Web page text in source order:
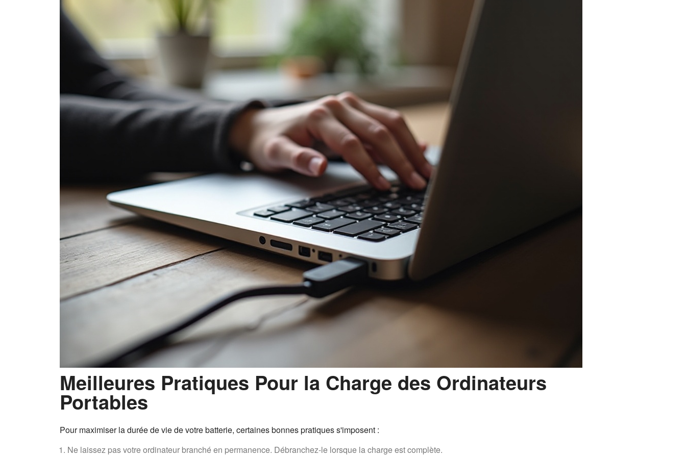
Meilleures Pratiques Pour la Charge des Ordinateurs
Portables
Pour maximiser la durée de vie de votre batterie, certaines bonnes pratiques s'imposent :
Ne laissez pas votre ordinateur branché en permanence. Débranchez-le lorsque la charge est complète.